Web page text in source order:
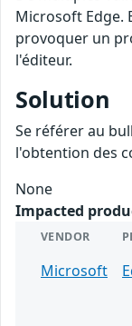
Microsoft Edge.
provoquer un
l'éditeur.
Solution
Se référer au
l'obtention des
None
Impacted
VENDOR
Microsoft